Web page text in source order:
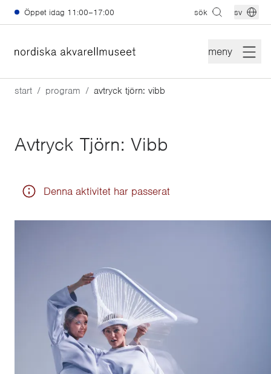
Hoppa till huvudinnehåll
Öppet idag 11:00–17:00 sök sv
meny
start program avtryck tjörn: vibb
Avtryck Tjörn: Vibb
Denna aktivitet har passerat